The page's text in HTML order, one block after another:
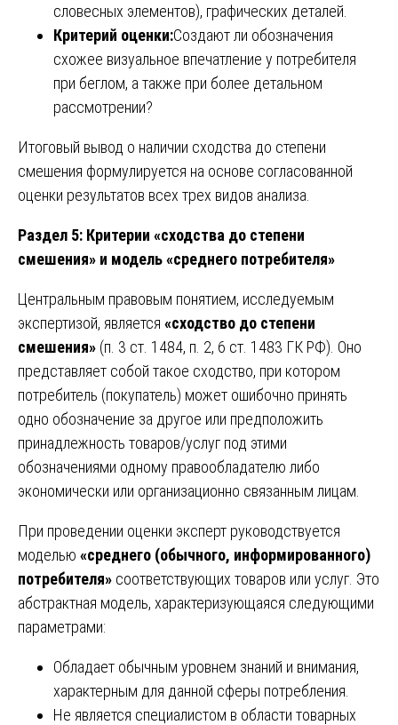
словесных элементов), графических деталей.
Критерий оценки:Создают ли обозначения
схожее визуальное впечатление у потребителя
при беглом, а также при более детальном
рассмотрении?
Итоговый вывод о наличии сходства до степени
смешения формулируется на основе согласованной
оценки результатов всех трех видов анализа.
Раздел 5: Критерии «сходства до степени
смешения» и модель «среднего потребителя»
Центральным правовым понятием, исследуемым
экспертизой, является «сходство до степени
смешения» (п. 3 ст. 1484, п. 2, 6 ст. 1483 ГК РФ). Оно
представляет собой такое сходство, при котором
потребитель (покупатель) может ошибочно принять
одно обозначение за другое или предположить
принадлежность товаров/услуг под этими
обозначениями одному правообладателю либо
экономически или организационно связанным лицам.
При проведении оценки эксперт руководствуется
моделью «среднего (обычного, информированного)
потребителя» соответствующих товаров или услуг. Это
абстрактная модель, характеризующаяся следующими
параметрами:
Обладает обычным уровнем знаний и внимания,
характерным для данной сферы потребления.
Не является специалистом в области товарных